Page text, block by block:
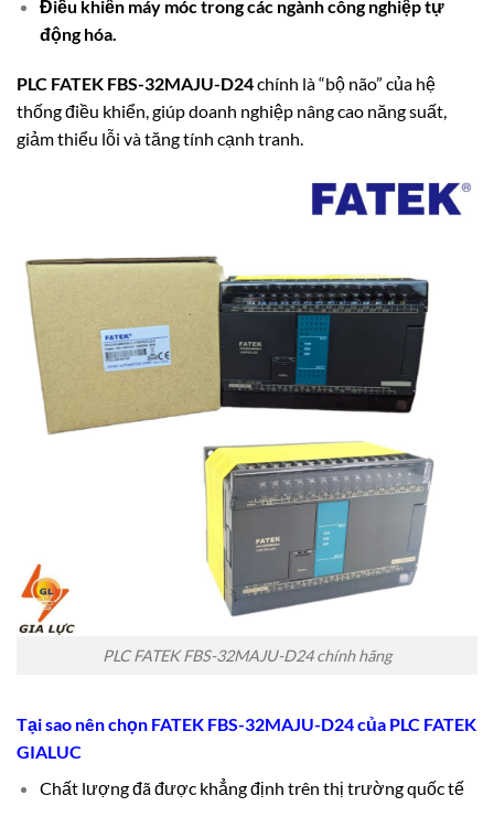
Điều khiển máy móc trong các ngành công nghiệp tự
động hóa.
PLC FATEK FBS-32MAJU-D24chính là “bộ não” của hệ
thống điều khiển, giúp doanh nghiệp nâng cao năng suất,
giảm thiểu lỗi và tăng tính cạnh tranh.
PLC FATEK FBS-32MAJU-D24 chính hãng
Tại sao nên chọn FATEK FBS-32MAJU-D24 của PLC FATEK
GIALUC
Chất lượng đã được khẳng định trên thị trường quốc tế